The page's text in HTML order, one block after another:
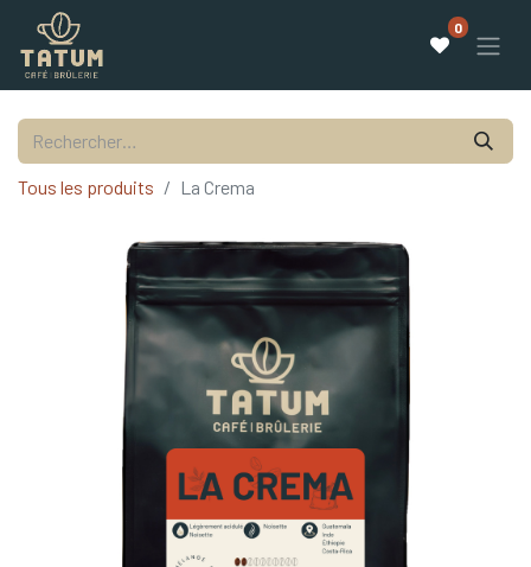
0
Tous les produits La Crema